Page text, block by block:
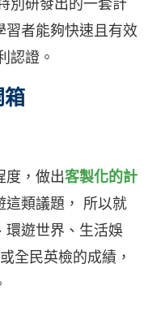
別研發出的一套計
習者能夠快速且有效
認證。
箱
度，做出客製化的計
這類議題， 所以就
環遊世界、生活娛
全民英檢的成績，